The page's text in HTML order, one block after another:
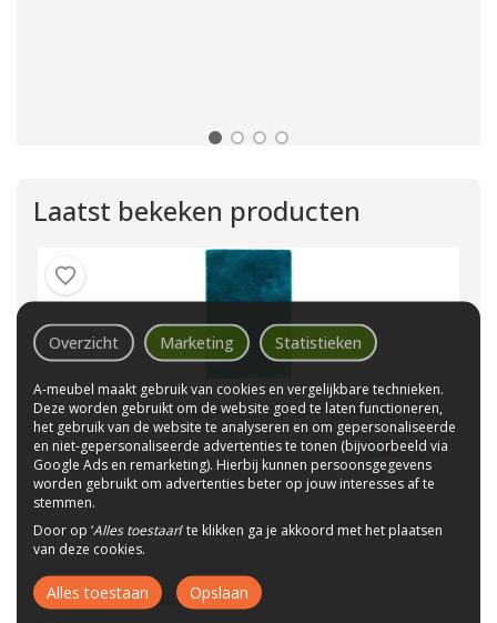
Laatst bekeken producten
VLOERKLEED CARRIBEAN PETROL
249,00
WaaromA-meubel?
Overzicht Marketing Statistieken
A-meubel maakt gebruik van cookies en vergelijkbare technieken.
Deze worden gebruikt om de website goed te laten functioneren,
het gebruik van de website te analyseren en om gepersonaliseerde
en niet-gepersonaliseerde advertenties te tonen (bijvoorbeeld via
Google Ads en remarketing). Hierbij kunnen persoonsgegevens
worden gebruikt om advertenties beter op jouw interesses af te
stemmen.
Door op ‘Alles toestaan’ te klikken ga je akkoord met het plaatsen
van deze cookies.
Alles toestaan Opslaan